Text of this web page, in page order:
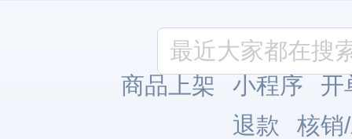
商品上架 小程序
开
退款
核销